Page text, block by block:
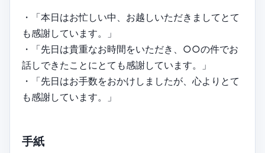
・「本日はお忙しい中、お越しいただきましてとて
も感謝しています。」
・「先日は貴重なお時間をいただき、○○の件でお
話しできたことにとても感謝しています。」
・「先日はお手数をおかけしましたが、心よりとて
も感謝しています。」
手紙